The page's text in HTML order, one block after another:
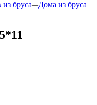
бруса—Дома из бруса